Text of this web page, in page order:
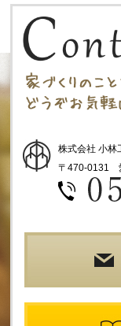
株式会社 小林
〒470-0131